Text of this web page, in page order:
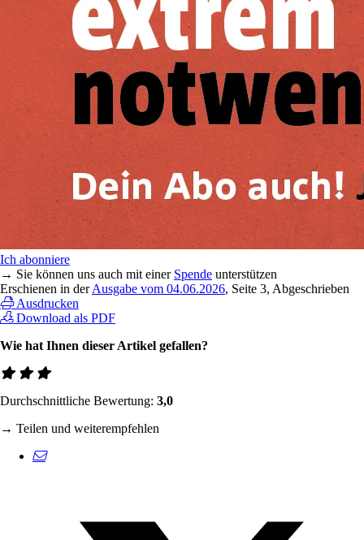
Ich abonniere
→ Sie können uns auch mit einer Spende unterstützen
Erschienen in derAusgabe vom 04.06.2026, Seite 3, Abgeschrieben
Ausdrucken
Download als PDF
Wie hat Ihnen dieser Artikel gefallen?
Durchschnittliche Bewertung: 3,0
→ Teilen und weiterempfehlen